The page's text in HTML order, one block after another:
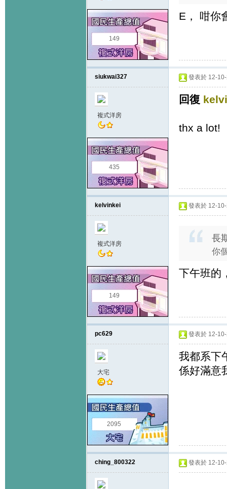
149
E， 咁你
siukwai327
複式洋房
435
發表於 12-
回復
thx a lot!
kelvinkei
複式洋房
149
發表於 12-
長
你
下午班的
pc629
大宅
2095
發表於 12-
我都系下
係好滿意
ching_800322 發表於 12-